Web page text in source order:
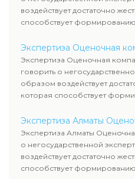
воздействует достаточно
способствует
Экспертиза Оценочная
Экспертиза Оценочная
говорить о
образом воздействует
которая способствует
Экспертиза Алматы
Экспертиза Алматы
о негосударственной
воздействует достаточно
способствует